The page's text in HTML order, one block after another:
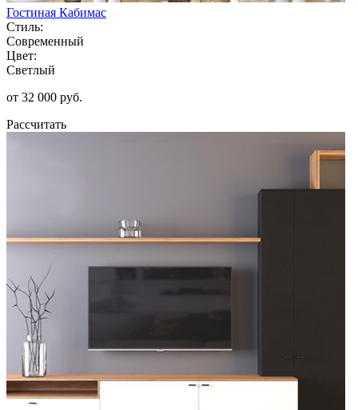
Гостиная Кабимас
Стиль:
Современный
Цвет:
Светлый
от 32 000 руб.
Рассчитать